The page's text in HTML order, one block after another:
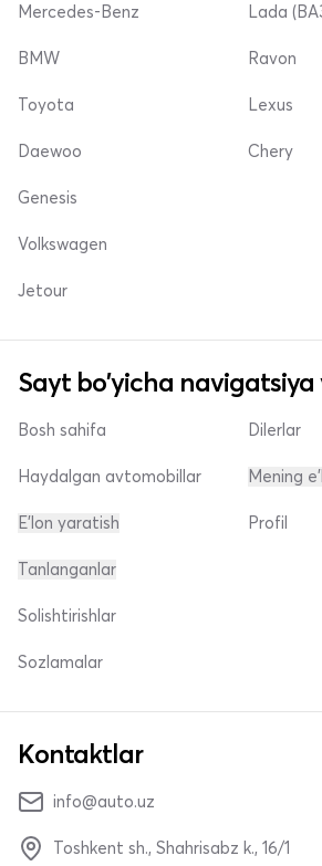
Mercedes-Benz Lada
BMW
Toyota
Daewoo
Ravon
Lexus
Chery
Genesis
Volkswagen
Jetour
Sayt bo'yicha navigatsiya
Bosh sahifa
Haydalgan avtomobillar
E'lon yaratish
Dilerlar
Mening
Profil
Tanlanganlar
Solishtirishlar
Sozlamalar
Kontaktlar
info@auto.uz
Toshkent sh., Shahrisabz k., 16/1